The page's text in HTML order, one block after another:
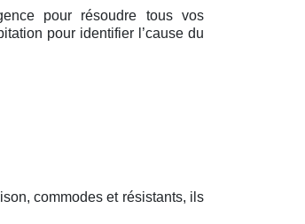
pour résoudre tous vos
pour identifier l’cause du
commodes et résistants, ils